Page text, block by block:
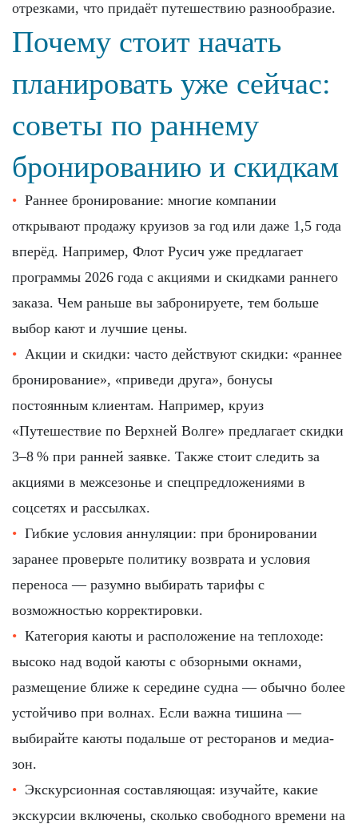
отрезками, что придаёт путешествию разнообразие.
Почему стоит начать
планировать уже сейчас:
советы по раннему
бронированию и скидкам
Раннее бронирование: многие компании
открывают продажу круизов за год или даже 1,5 года
вперёд. Например, Флот Русич уже предлагает
программы 2026 года с акциями и скидками раннего
заказа. Чем раньше вы забронируете, тем больше
выбор кают и лучшие цены.
Акции и скидки: часто действуют скидки: «раннее
бронирование», «приведи друга», бонусы
постоянным клиентам. Например, круиз
«Путешествие по Верхней Волге» предлагает скидки
3–8 % при ранней заявке. Также стоит следить за
акциями в межсезонье и спецпредложениями в
соцсетях и рассылках.
Гибкие условия аннуляции: при бронировании
заранее проверьте политику возврата и условия
переноса — разумно выбирать тарифы с
возможностью корректировки.
Категория каюты и расположение на теплоходе:
высоко над водой каюты с обзорными окнами,
размещение ближе к середине судна — обычно более
устойчиво при волнах. Если важна тишина —
выбирайте каюты подальше от ресторанов и медиа-
зон.
Экскурсионная составляющая: изучайте, какие
экскурсии включены, сколько свободного времени на